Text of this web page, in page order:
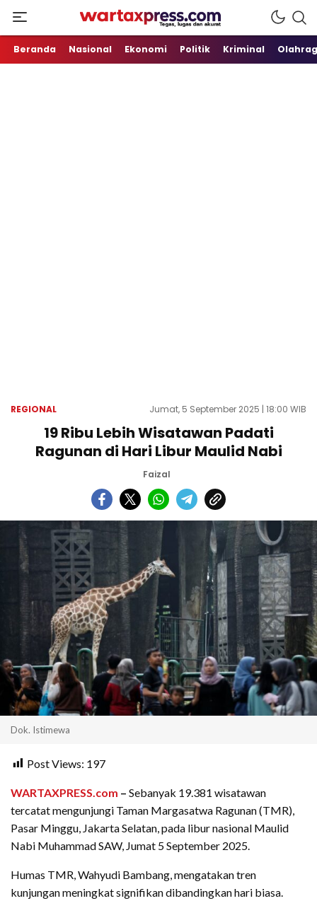
WartaXpress
Tegas, Lugas dan Akurat
Beranda Nasional Ekonomi Politik Kriminal
REGIONAL Jumat, 5 September 2025 | 18:00 WIB
19 Ribu Lebih Wisatawan Padati
Ragunan di Hari Libur Maulid Nabi
Faizal
Dok. Istimewa
Post Views: 197
WARTAXPRESS.com – Sebanyak 19.381 wisatawan
tercatat mengunjungi Taman Margasatwa Ragunan (TMR),
Pasar Minggu, Jakarta Selatan, pada libur nasional Maulid
Nabi Muhammad SAW, Jumat 5 September 2025.
Humas TMR, Wahyudi Bambang, mengatakan tren
kunjungan meningkat signifikan dibandingkan hari biasa.